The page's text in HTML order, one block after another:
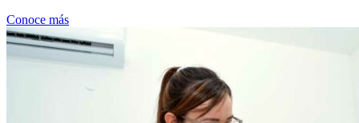
Conoce más